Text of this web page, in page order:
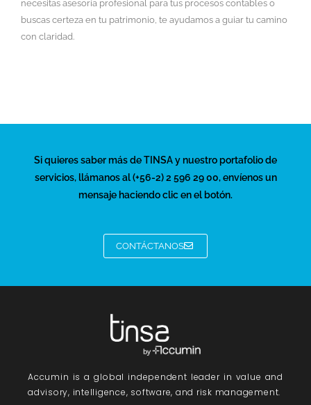
necesitas asesoría profesional para tus procesos contables o
buscas certeza en tu patrimonio, te ayudamos a guiar tu camino
con claridad.
Si quieres saber más de TINSA y nuestro portafolio de
servicios, llámanos al (+56-2) 2 596 29 00, envíenos un
mensaje haciendo clic en el botón.
CONTÁCTANOS
Accumin is a global independent leader in value and
advisory, intelligence, software, and risk management.